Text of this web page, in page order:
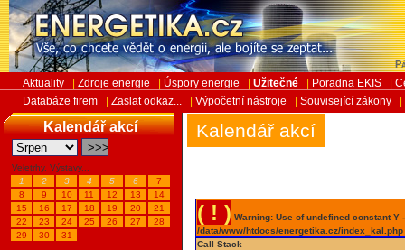
Aktuality Zdroje energie Úspory energie Užitečné Poradna EKIS
Databáze firem
Zaslat odkaz... Výpočetní nástroje Související zákony
Kalendář akcí
Veletrhy, Výstavy...
1
2 3 4 5 6
7
8
9 10 11 12 13
14
15
16 17 18 19 20
21
22
23 24 25 26 27
28
29
30 31
Kalendář akcí
( ! ) Warning: Use of undefined constant
/data/www/htdocs/energetika.cz/
Call Stack